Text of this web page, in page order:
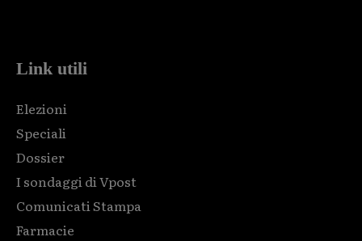
Link utili
Elezioni
Speciali
Dossier
I sondaggi di Vpost
Comunicati Stampa
Farmacie